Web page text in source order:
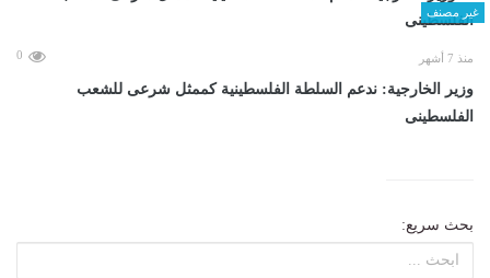
غير مصنف
منذ 7 أشهر 0
وزير الخارجية: ندعم السلطة الفلسطينية كممثل شرعى للشعب
الفلسطينى
بحث سريع: